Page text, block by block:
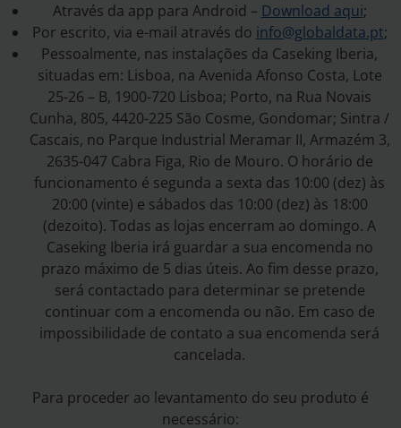
Através da app para Android – Download aqui;
Por escrito, via e-mail através do info@globaldata.pt;
Pessoalmente, nas instalações da Caseking Iberia,
situadas em: Lisboa, na Avenida Afonso Costa, Lote
25-26 – B, 1900-720 Lisboa; Porto, na Rua Novais
Cunha, 805, 4420-225 São Cosme, Gondomar; Sintra /
Cascais, no Parque Industrial Meramar II, Armazém 3,
2635-047 Cabra Figa, Rio de Mouro. O horário de
funcionamento é segunda a sexta das 10:00 (dez) às
20:00 (vinte) e sábados das 10:00 (dez) às 18:00
(dezoito). Todas as lojas encerram ao domingo. A
Caseking Iberia irá guardar a sua encomenda no
prazo máximo de 5 dias úteis. Ao fim desse prazo,
será contactado para determinar se pretende
continuar com a encomenda ou não. Em caso de
impossibilidade de contato a sua encomenda será
cancelada.
Para proceder ao levantamento do seu produto é
necessário: